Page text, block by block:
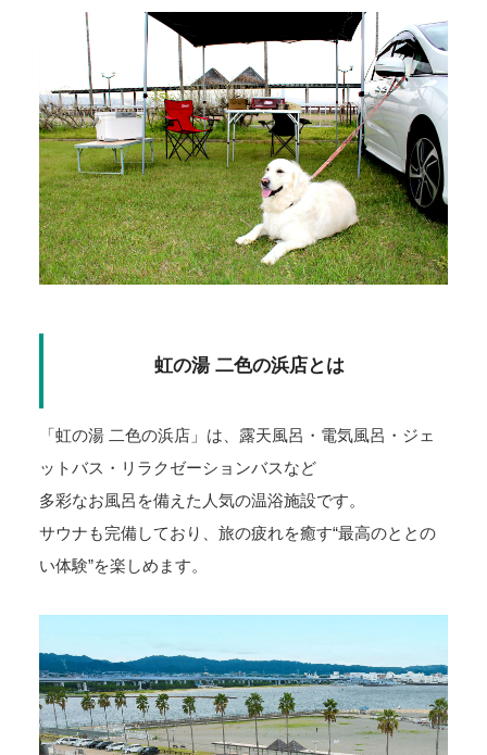
虹の湯 二色の浜店とは
「虹の湯 二色の浜店」は、露天風呂・電気風呂・ジェ
ットバス・リラクゼーションバスなど
多彩なお風呂を備えた人気の温浴施設です。
サウナも完備しており、旅の疲れを癒す“最高のととの
い体験”を楽しめます。